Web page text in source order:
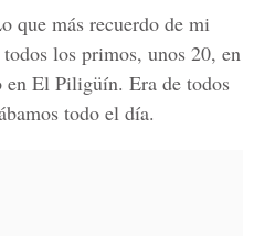
que más recuerdo de mi
los primos, unos 20, en
en El Piligüín. Era de todos
todo el día.